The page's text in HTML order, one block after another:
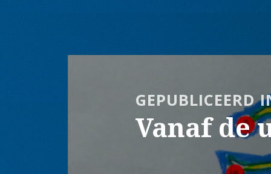
GEPUBLICEERD
Vanaf de